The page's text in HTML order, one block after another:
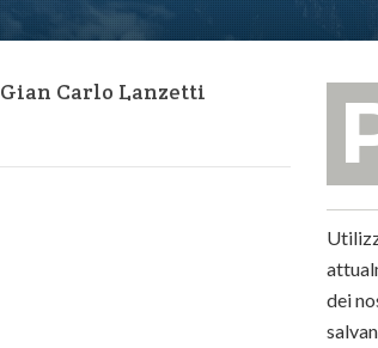
Gian Carlo Lanzetti Per Cisco
dei